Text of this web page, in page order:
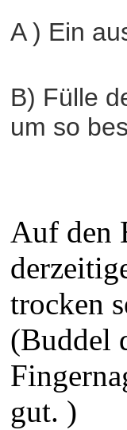
A ) Ein
B) Fülle
um so
Auf den
trocken
(Buddel
gut. )